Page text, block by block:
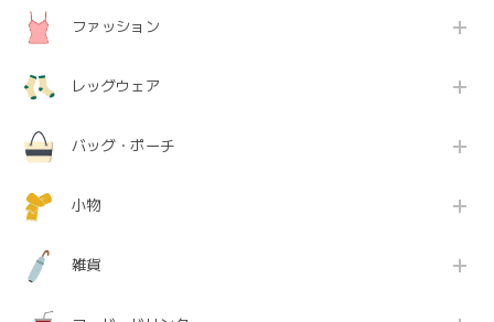
ファッション
レッグウェア
バッグ・ポーチ
小物
雑貨